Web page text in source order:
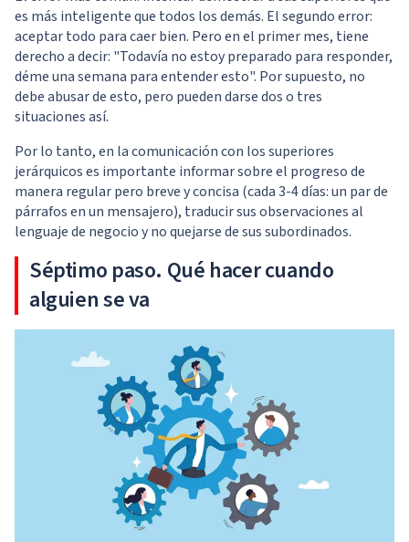
es más inteligente que todos los demás. El segundo error:
aceptar todo para caer bien. Pero en el primer mes, tiene
derecho a decir: "Todavía no estoy preparado para responder,
déme una semana para entender esto". Por supuesto, no
debe abusar de esto, pero pueden darse dos o tres
situaciones así.
Por lo tanto, en la comunicación con los superiores
jerárquicos es importante informar sobre el progreso de
manera regular pero breve y concisa (cada 3-4 días: un par de
párrafos en un mensajero), traducir sus observaciones al
lenguaje de negocio y no quejarse de sus subordinados.
Séptimo paso. Qué hacer cuando
alguien se va